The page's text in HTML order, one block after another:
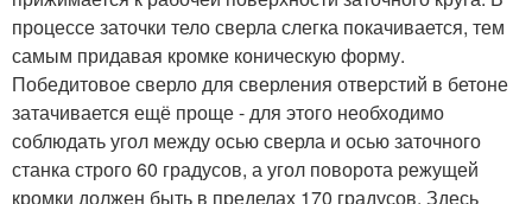
процессе заточки тело сверла слегка покачивается, тем
самым придавая кромке коническую форму.
Победитовое сверло для сверления отверстий в бетоне
затачивается ещё проще - для этого необходимо
соблюдать угол между осью сверла и осью заточного
станка строго 60 градусов, а угол поворота режущей
кромки должен быть в пределах 170 градусов. Здесь